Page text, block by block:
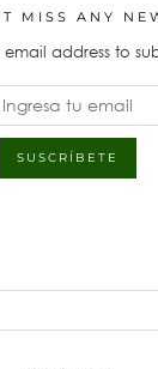
MISS ANY
email address to